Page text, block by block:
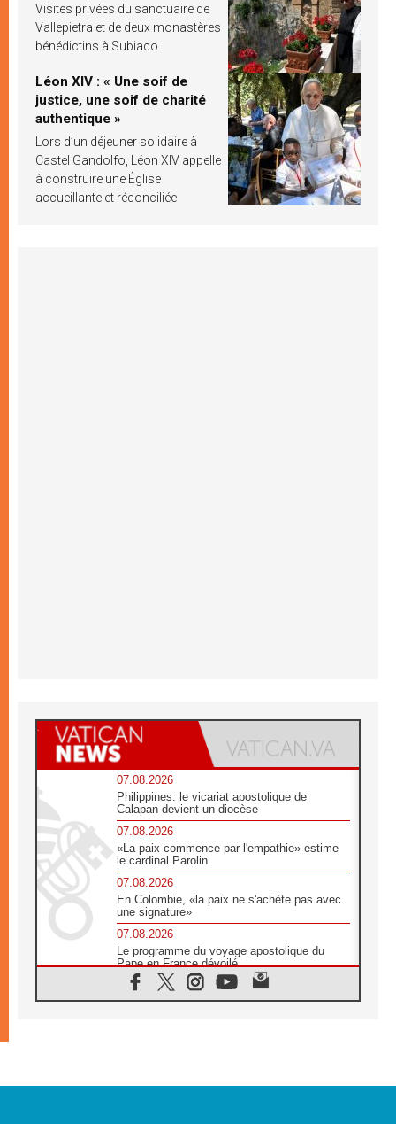
Visites privées du sanctuaire de
Vallepietra et de deux monastères
bénédictins à Subiaco
Léon XIV : « Une soif de
justice, une soif de charité
authentique »
Lors d’un déjeuner solidaire à
Castel Gandolfo, Léon XIV appelle
à construire une Église
accueillante et réconciliée
07.08.2026
Philippines: le vicariat apostolique de
Calapan devient un diocèse
07.08.2026
«La paix commence par l'empathie» estime
le cardinal Parolin
07.08.2026
En Colombie, «la paix ne s'achète pas avec
une signature»
07.08.2026
Le programme du voyage apostolique du
Pape en France dévoilé
07.08.2026
1ère Conférence continentale sur l'éducation
07.08.2026